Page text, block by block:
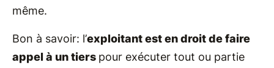
même.
Bon à savoir: l’exploitant est en droit de faire
appel à un tiers pour exécuter tout ou partie